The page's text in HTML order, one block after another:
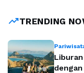
organisasi, dan
trending_upTRENDING